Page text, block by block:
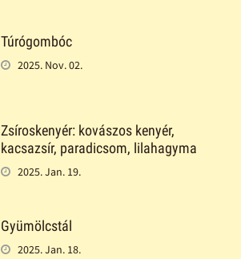
Túrógombóc
2025. Nov. 02.
Zsíroskenyér: kovászos kenyér,
kacsazsír, paradicsom, lilahagyma
2025. Jan. 19.
Gyümölcstál
2025. Jan. 18.